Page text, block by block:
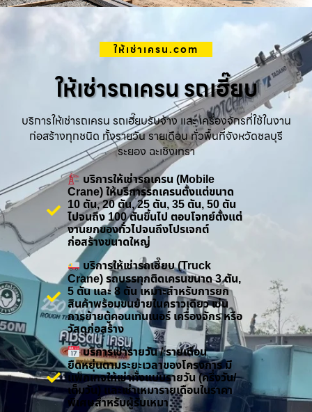
ให้เช่าเครน.com
ให้เช่ารถเครน รถเฮี๊ยบ
บริการให้เช่ารถเครน รถเฮี๊ยบรับจ้าง และ เครื่องจักรที่ใช้ในงาน
ก่อสร้างทุกชนิด ทั้งรายวัน รายเดือน ทั่วพื้นที่จังหวัดชลบุรี
ระยอง ฉะเชิงเทรา
บริการให้เช่ารถเครน (Mobile
Crane) ให้บริการรถเครนตั้งแต่ขนาด
10 ตัน, 20 ตัน, 25 ตัน, 35 ตัน, 50 ตัน
ไปจนถึง 100 ตันขึ้นไป ตอบโจทย์ตั้งแต่
งานยกของทั่วไปจนถึงโปรเจกต์
ก่อสร้างขนาดใหญ่
บริการให้เช่ารถเฮี๊ยบ (Truck
Crane) รถบรรทุกติดเครนขนาด 3 ตัน,
5 ตัน และ 8 ตัน เหมาะสำหรับการยก
สินค้าพร้อมขนย้ายในคราวเดียว เช่น
การย้ายตู้คอนเทนเนอร์ เครื่องจักร หรือ
วัสดุก่อสร้าง
บริการเช่ารายวัน / รายเดือน
ยืดหยุ่นตามระยะเวลาของโครงการ มี
แพ็กเกจให้เช่าทั้งแบบรายวัน (ครึ่งวัน/
เต็มวัน) และเช่าเหมารายเดือนในราคา
พิเศษสำหรับผู้รับเหมา